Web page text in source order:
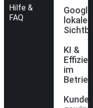
Hilfe &
FAQ
lokale
KI &
Effizienz
im
Betrieb
Kunden